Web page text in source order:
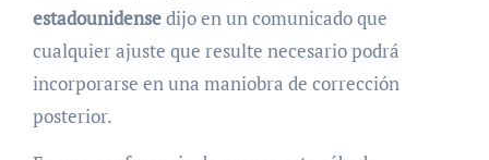
estadounidensedijo en un comunicado que
cualquier ajuste que resulte necesario podrá
incorporarse en una maniobra de corrección
posterior.